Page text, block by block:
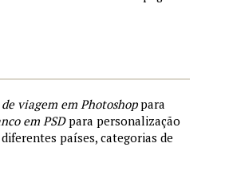
viagem em Photoshoppara
em PSDpara personalização
países, categorias de